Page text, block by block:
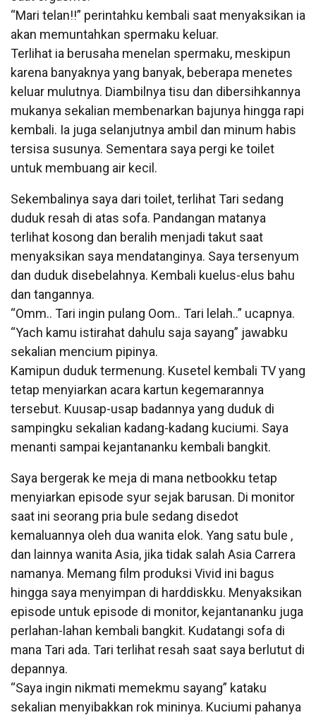
“Mari telan!!” perintahku kembali saat menyaksikan ia
akan memuntahkan spermaku keluar.
Terlihat ia berusaha menelan spermaku, meskipun
karena banyaknya yang banyak, beberapa menetes
keluar mulutnya. Diambilnya tisu dan dibersihkannya
mukanya sekalian membenarkan bajunya hingga rapi
kembali. Ia juga selanjutnya ambil dan minum habis
tersisa susunya. Sementara saya pergi ke toilet
untuk membuang air kecil.
Sekembalinya saya dari toilet, terlihat Tari sedang
duduk resah di atas sofa. Pandangan matanya
terlihat kosong dan beralih menjadi takut saat
menyaksikan saya mendatanginya. Saya tersenyum
dan duduk disebelahnya. Kembali kuelus-elus bahu
dan tangannya.
“Omm.. Tari ingin pulang Oom.. Tari lelah..” ucapnya.
“Yach kamu istirahat dahulu saja sayang” jawabku
sekalian mencium pipinya.
Kamipun duduk termenung. Kusetel kembali TV yang
tetap menyiarkan acara kartun kegemarannya
tersebut. Kuusap-usap badannya yang duduk di
sampingku sekalian kadang-kadang kuciumi. Saya
menanti sampai kejantananku kembali bangkit.
Saya bergerak ke meja di mana netbookku tetap
menyiarkan episode syur sejak barusan. Di monitor
saat ini seorang pria bule sedang disedot
kemaluannya oleh dua wanita elok. Yang satu bule ,
dan lainnya wanita Asia, jika tidak salah Asia Carrera
namanya. Memang film produksi Vivid ini bagus
hingga saya menyimpan di harddiskku. Menyaksikan
episode untuk episode di monitor, kejantananku juga
perlahan-lahan kembali bangkit. Kudatangi sofa di
mana Tari ada. Tari terlihat resah saat saya berlutut di
depannya.
“Saya ingin nikmati memekmu sayang” kataku
sekalian menyibakkan rok mininya. Kuciumi pahanya